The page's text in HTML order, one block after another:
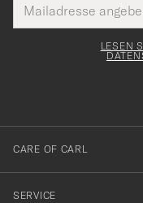
Mail
Adresse
Tack
för
dig
till
vårt
nyhetsbrev!
LESEN
CARE OF CARL
SERVICE